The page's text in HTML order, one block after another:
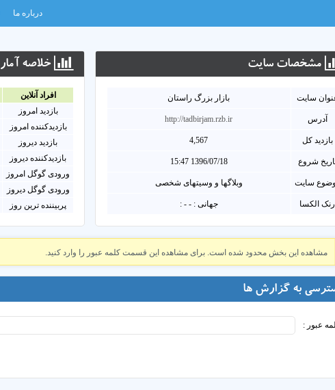
درباره ما
مشخصات سايت
سايت بازار بزرگ راستان
آدرس http://tadbirjam.rzb.ir
بازدید کل 4,567
شروع 1396/07/18 15:47
سایت وبلاگها و وسیتهای شخصی
رنک الکسا جهانی : - - :
خلاصه آمار
افراد آنلاين
بازدید امروز
بازدیدکننده امروز
بازدید دیروز
بازدیدکننده دیروز
ورودی گوگل امروز
ورودی گوگل دیروز
پربیننده ترین روز
مشاهده این بخش محدود شده است. برای مشاهده این قسمت کلمه عبور را وارد کنید.
به گزارش ها
عبور :